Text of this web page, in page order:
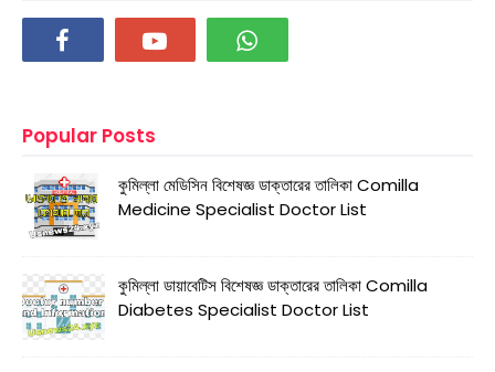
Popular Posts
কুমিল্লা মেডিসিন বিশেষজ্ঞ ডাক্তারের তালিকা Comilla
Medicine Specialist Doctor List
কুমিল্লা ডায়াবেটিস বিশেষজ্ঞ ডাক্তারের তালিকা Comilla
Diabetes Specialist Doctor List